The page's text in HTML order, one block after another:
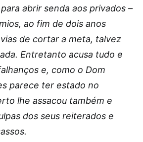
abrir senda aos privados –
ao fim de dois anos
de cortar a meta, talvez
Entretanto acusa tudo e
e, como o Dom
parece ter estado no
lhe assacou também e
dos seus reiterados e